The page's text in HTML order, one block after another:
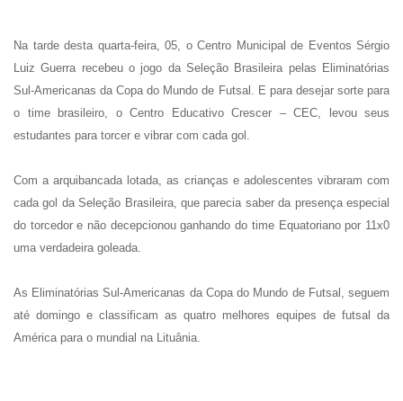
Na tarde desta quarta-feira, 05, o Centro Municipal de Eventos Sérgio
Luiz Guerra recebeu o jogo da Seleção Brasileira pelas Eliminatórias
Sul-Americanas da Copa do Mundo de Futsal. E para desejar sorte para
o time brasileiro, o Centro Educativo Crescer – CEC, levou seus
estudantes para torcer e vibrar com cada gol.
Com a arquibancada lotada, as crianças e adolescentes vibraram com
cada gol da Seleção Brasileira, que parecia saber da presença especial
do torcedor e não decepcionou ganhando do time Equatoriano por 11x0
uma verdadeira goleada.
As Eliminatórias Sul-Americanas da Copa do Mundo de Futsal, seguem
até domingo e classificam as quatro melhores equipes de futsal da
América para o mundial na Lituânia.